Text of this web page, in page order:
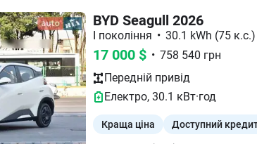
BYD Seagull 2026
I покоління • 30.1 kWh (75 к.с.)
17 000 $ • 758 540 грн
Передній привід
Електро, 30.1 кВт·год
Краща ціна Доступний